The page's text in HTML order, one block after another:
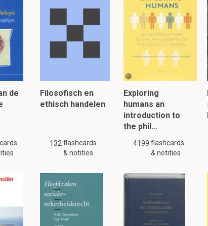
2 Gezinsbeleid
Dit is een preview. Er zijn 1 andere flashcards beschikbaar voor
Laat hier meer flashcards zien
federale financiële, fiscale en familiale
Dit is een preview. Er zijn 2 andere flashcards beschikbaar voor
Laat hier meer flashcards zien
en moeders verlof ?
op moederschapsrust maximaal 15 weken als
lezen, klik hier:
de
Filosofisch en
ethisch handelen
132 flashcards
& notities
Exploring
humans an
introduction to
the phil…
4199 flashcards
& notities